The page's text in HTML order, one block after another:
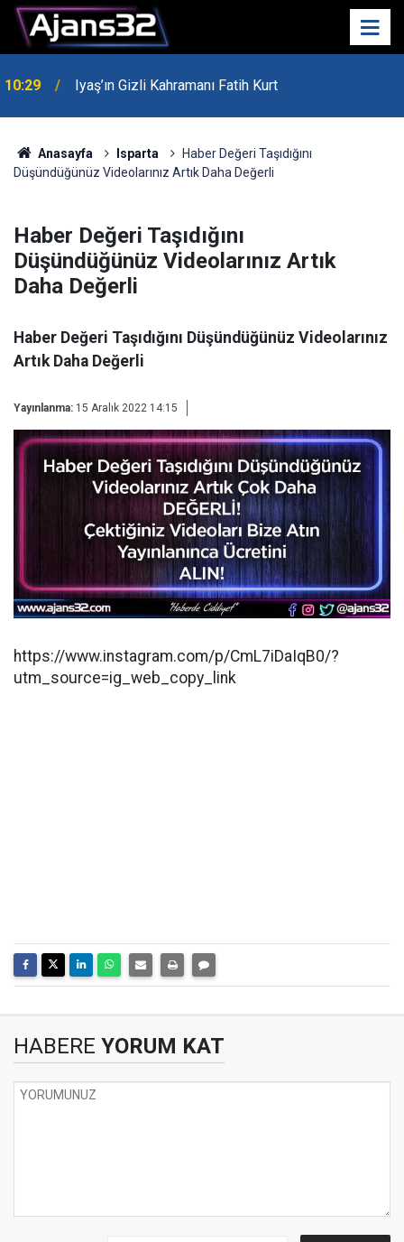
10:29 Iyaş’ın Gizli Kahramanı Fatih Kurt
00:52 Isparta'da Asker Eğlencesinde Kavga Çıktı
Anasayfa Isparta
Haber Değeri Taşıdığını
Düşündüğünüz Videolarınız Artık Daha Değerli
Haber Değeri Taşıdığını
Düşündüğünüz Videolarınız Artık
Daha Değerli
Haber Değeri Taşıdığını Düşündüğünüz Videolarınız
Artık Daha Değerli
Yayınlanma: 15 Aralık 2022 14:15
https://www.instagram.com/p/CmL7iDaIqB0/?
utm_source=ig_web_copy_link
HABERE YORUM KAT